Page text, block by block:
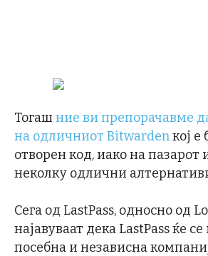
Тогаш ние ви препорачавме
на одличниот Bitwardenкој е
отворен код, иако на пазарот
неколку одлични
Сега од LastPass, односно од
најавуваат дека LastPass ќе
посебна и независна